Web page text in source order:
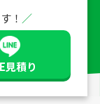
！
見積り